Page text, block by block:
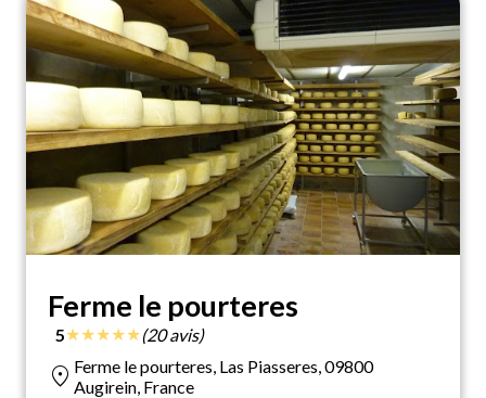
Ferme le pourteres
5★★★★★(20 avis)
location_on Ferme le pourteres, Las Piasseres, 09800
Augirein, France